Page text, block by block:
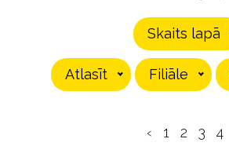
Skaits lapā
Filiāle
Atlasīt
‹ 1 2 3 4